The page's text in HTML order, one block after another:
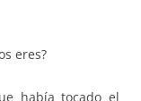
eres?
había tocado el